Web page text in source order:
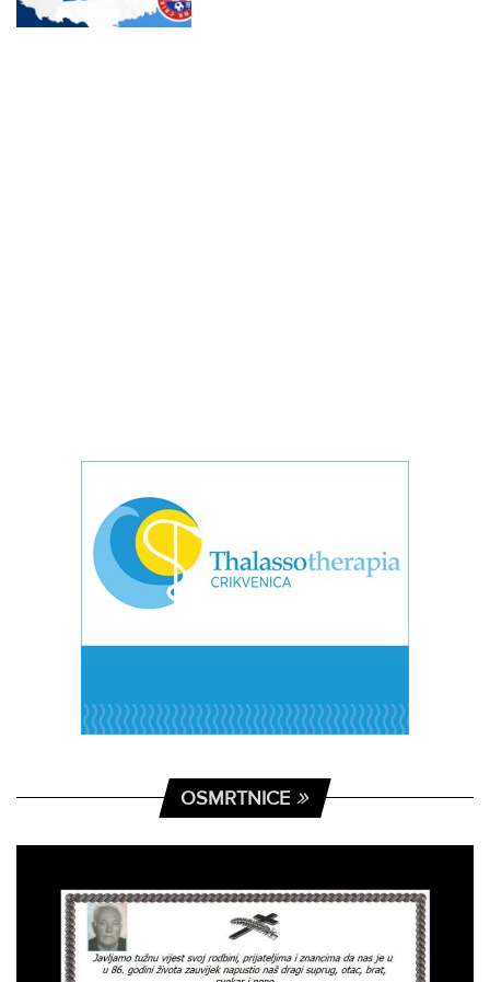
OSMRTNICE